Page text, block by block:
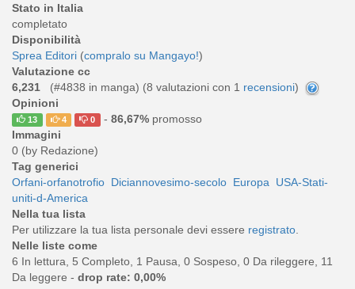
Stato in Italia
completato
Disponibilità
Sprea Editori (compralo su Mangayo!)
Valutazione cc
6,231
(#4838 in manga) (8 valutazioni con 1 recensioni)
Opinioni
13 4 0 - 86,67%promosso
Immagini
0 (by Redazione)
Tag generici
Orfani-orfanotrofio Diciannovesimo-secolo Europa USA-Stati-
uniti-d-America
Nella tua lista
Per utilizzare la tua lista personale devi essere registrato.
Nelle liste come
6 In lettura, 5 Completo, 1 Pausa, 0 Sospeso, 0 Da rileggere, 11
Da leggere - drop rate: 0,00%